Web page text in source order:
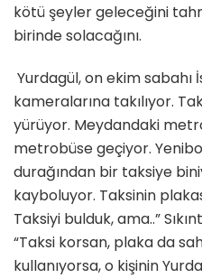
kötü şeyler geleceğini
birinde solacağını.
Yurdagül, on ekim sabahı
kameralarına takılıyor.
yürüyor. Meydandaki
metrobüse geçiyor.
durağından bir taksiye
kayboluyor. Taksinin
Taksiyi bulduk, ama..”
“Taksi korsan, plaka da
kullanıyorsa, o kişinin